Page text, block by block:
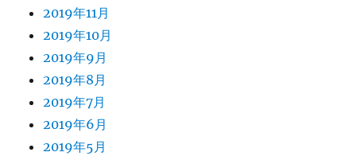
2019年11月
2019年10月
2019年9月
2019年8月
2019年7月
2019年6月
2019年5月